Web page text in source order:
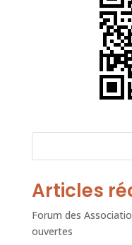
Articles
Forum des
ouvertes